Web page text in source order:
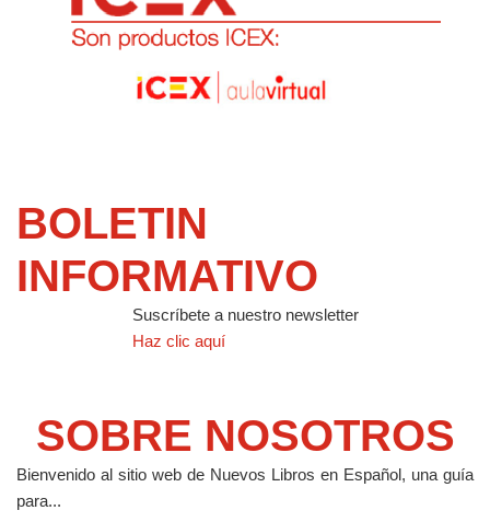
BOLETIN
INFORMATIVO
Suscríbete a nuestro newsletter
Haz clic aquí
SOBRE NOSOTROS
Bienvenido al sitio web de Nuevos Libros en Español, una guía
para...